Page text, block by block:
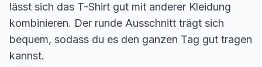
lässt sich das T-Shirt gut mit anderer Kleidung
kombinieren. Der runde Ausschnitt trägt sich
bequem, sodass du es den ganzen Tag gut tragen
kannst.